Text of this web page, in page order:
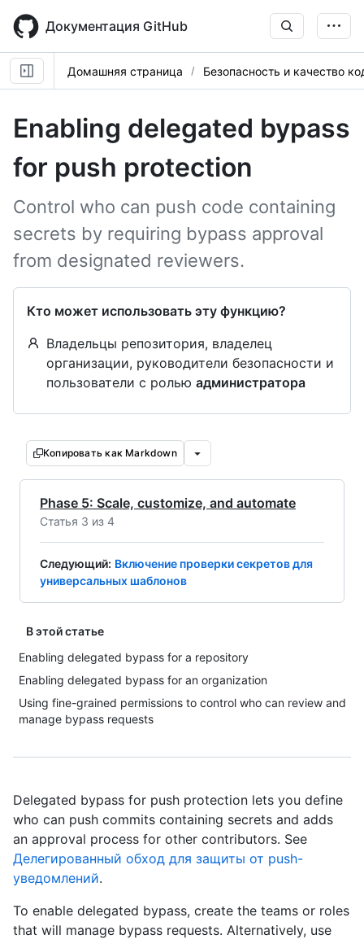
main
content
Документация GitHub
Домашняя страница Безопасность и качество
Enabling delegated bypass
for push protection
Control who can push code containing
secrets by requiring bypass approval
from designated reviewers.
Кто может использовать эту функцию?
Владельцы репозитория, владелец
организации, руководители безопасности и
пользователи с ролью администратора
Копировать как Markdown
Phase 5: Scale, customize, and automate
Статья 3 из 4
Следующий: Включение проверки секретов для
универсальных шаблонов
В этой статье
Enabling delegated bypass for a repository
Enabling delegated bypass for an organization
Using fine-grained permissions to control who can review and
manage bypass requests
Delegated bypass for push protection lets you define
who can push commits containing secrets and adds
an approval process for other contributors. See
Делегированный обход для защиты от push-
уведомлений.
To enable delegated bypass, create the teams or roles
that will manage bypass requests. Alternatively, use